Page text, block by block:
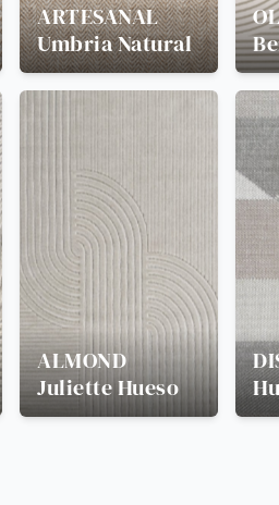
ARTESANAL
Umbria Natural
ALMOND
Juliette Hueso